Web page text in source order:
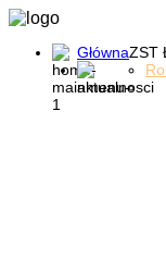
GłównaZST